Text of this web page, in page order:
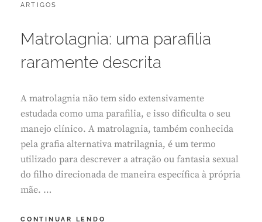
CATEGORIES:
ARTIGOS
H
2
2
0
6
Matrolagnia: uma parafilia
raramente descrita
A matrolagnia não tem sido extensivamente
estudada como uma parafilia, e isso dificulta o seu
manejo clínico. A matrolagnia, também conhecida
pela grafia alternativa matrilagnia, é um termo
utilizado para descrever a atração ou fantasia sexual
do filho direcionada de maneira específica à própria
mãe. …
CONTINUAR LENDO